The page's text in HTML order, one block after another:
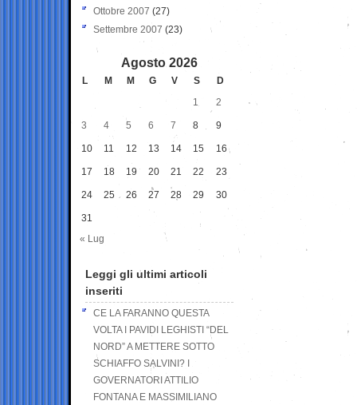
Ottobre 2007 (27)
Settembre 2007 (23)
Agosto 2026
L M M G V S
D
1
2
3 4 5 6 7 8 9
10 11 12 13 14 15 16
17 18 19 20 21 22 23
24 25 26 27 28 29 30
31
« Lug
Leggi gli ultimi articoli
inseriti
CE LA FARANNO QUESTA
VOLTA I PAVIDI LEGHISTI “DEL
NORD” A METTERE SOTTO
SCHIAFFO SALVINI? I
GOVERNATORI ATTILIO
FONTANA E MASSIMILIANO